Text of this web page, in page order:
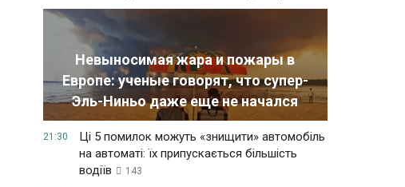
Невыносимая жара и пожары в
Европе: ученые говорят, что супер-
Эль-Ниньо даже еще не начался
21:30
Ці 5 помилок можуть «знищити» автомобіль
на автоматі: їх припускається більшість
водіїв
143